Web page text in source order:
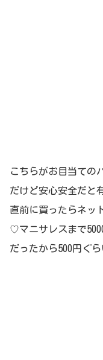
こちらがお目当ての
だけど安心安全だと
直前に買ったらネッ
♡マニサレスまで
だったから500円ぐら